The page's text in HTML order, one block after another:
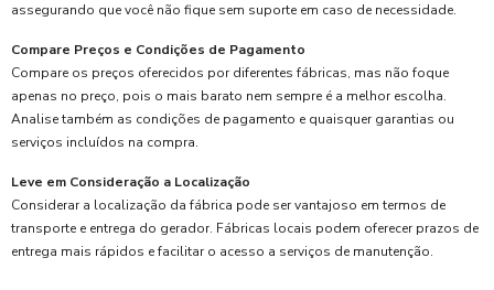
assegurando que você não fique sem suporte em caso de necessidade.
Compare Preços e Condições de Pagamento
Compare os preços oferecidos por diferentes fábricas, mas não foque
apenas no preço, pois o mais barato nem sempre é a melhor escolha.
Analise também as condições de pagamento e quaisquer garantias ou
serviços incluídos na compra.
Leve em Consideração a Localização
Considerar a localização da fábrica pode ser vantajoso em termos de
transporte e entrega do gerador. Fábricas locais podem oferecer prazos de
entrega mais rápidos e facilitar o acesso a serviços de manutenção.